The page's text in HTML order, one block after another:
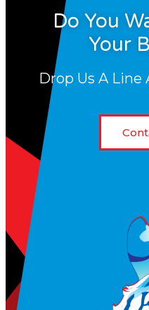
Do You
Your
Drop Us A Line